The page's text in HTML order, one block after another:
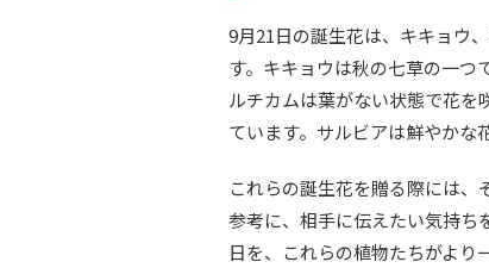
9月21日の誕生花は、キキョウ
す。キキョウは秋の七草の一つ
ルチカムは葉がない状態で花
ています。サルビアは鮮やかな
これらの誕生花を贈る際には
参考に、相手に伝えたい気持ち
日を、これらの植物たちがより